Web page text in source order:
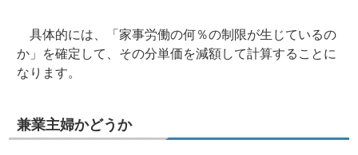
具体的には、「家事労働の何％の制限が生じているの
か」を確定して、その分単価を減額して計算することに
なります。
兼業主婦かどうか